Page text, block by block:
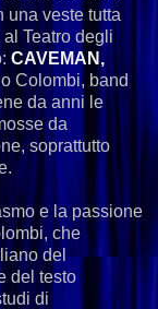
una veste tutta
Teatro degli
CAVEMAN,
Colombi, band
da anni le
da
soprattutto
e la passione
che
del
del testo
di